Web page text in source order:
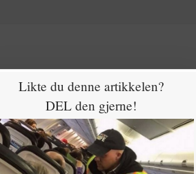
Likte du denne artikkelen?
DEL den gjerne!